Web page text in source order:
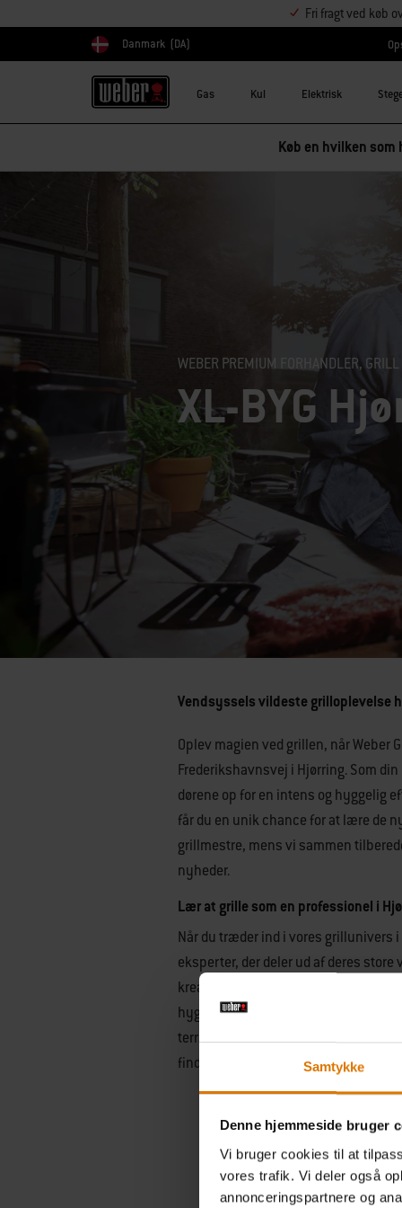
Samtykke
Denne hjemmeside bruger
Vi bruger cookies til at
vores trafik. Vi deler også
annonceringspartnere og
Fri fragt ved køb
Vælg land
Danmark (DA)
Gas Kul Elektrisk
Køb en hvilken
WEBER PREMIUM FORHANDLER, GRILL
XL-BYG
Vendsyssels vildeste grilloplevelse
Oplev magien ved grillen, når Weber
Frederikshavnsvej i Hjørring. Som
dørene op for en intens og hyggelig
får du en unik chance for at lære de
grillmestre, mens vi sammen
nyheder.
Lær at grille som en professionel i
Når du træder ind i vores grillunivers
eksperter, der deler ud af deres
kreative grillmetoder. Det er en unik
hyggelig atmosfære og gå hjem med
terrassen. Efter kurset står vores
finde præcis det udstyr, der gør dig til